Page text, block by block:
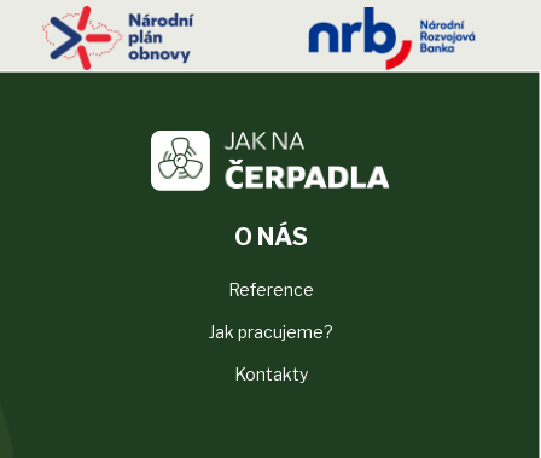
O NÁS
Reference
Jak pracujeme?
Kontakty